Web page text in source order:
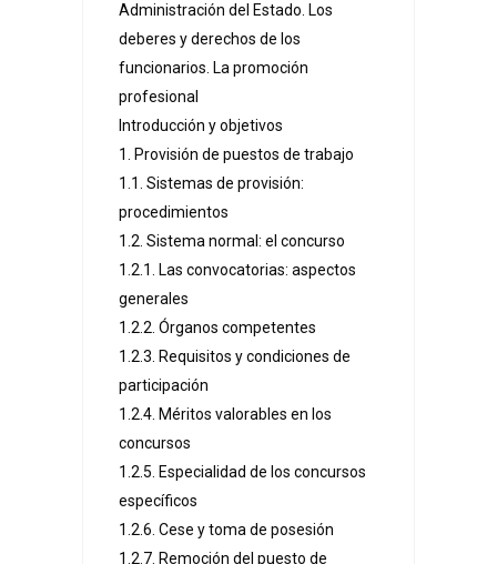
Administración del Estado. Los
deberes y derechos de los
funcionarios. La promoción
profesional
Introducción y objetivos
1. Provisión de puestos de trabajo
1.1. Sistemas de provisión:
procedimientos
1.2. Sistema normal: el concurso
1.2.1. Las convocatorias: aspectos
generales
1.2.2. Órganos competentes
1.2.3. Requisitos y condiciones de
participación
1.2.4. Méritos valorables en los
concursos
1.2.5. Especialidad de los concursos
específicos
1.2.6. Cese y toma de posesión
1.2.7. Remoción del puesto de